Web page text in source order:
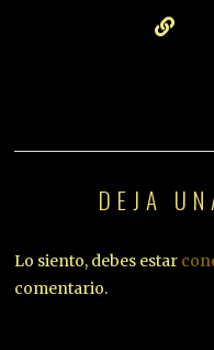
DEJA
Lo siento, debes estar
comentario.